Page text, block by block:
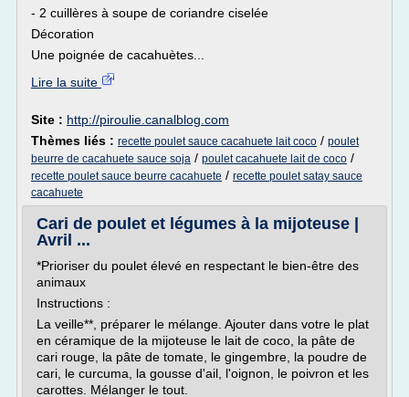
- 2 cuillères à soupe de coriandre ciselée
Décoration
Une poignée de cacahuètes...
Lire la suite
Site : http://piroulie.canalblog.com
Thèmes liés : recette poulet sauce cacahuete lait coco / poulet
beurre de cacahuete sauce soja / poulet cacahuete lait de coco /
recette poulet sauce beurre cacahuete / recette poulet satay sauce
cacahuete
Cari de poulet et légumes à la mijoteuse |
Avril ...
*Prioriser du poulet élevé en respectant le bien-être des
animaux
Instructions :
La veille**, préparer le mélange. Ajouter dans votre le plat
en céramique de la mijoteuse le lait de coco, la pâte de
cari rouge, la pâte de tomate, le gingembre, la poudre de
cari, le curcuma, la gousse d'ail, l'oignon, le poivron et les
carottes. Mélanger le tout.